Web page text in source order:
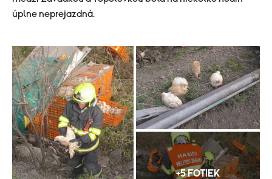
úplne neprejazdná.
+5 FOTIEK